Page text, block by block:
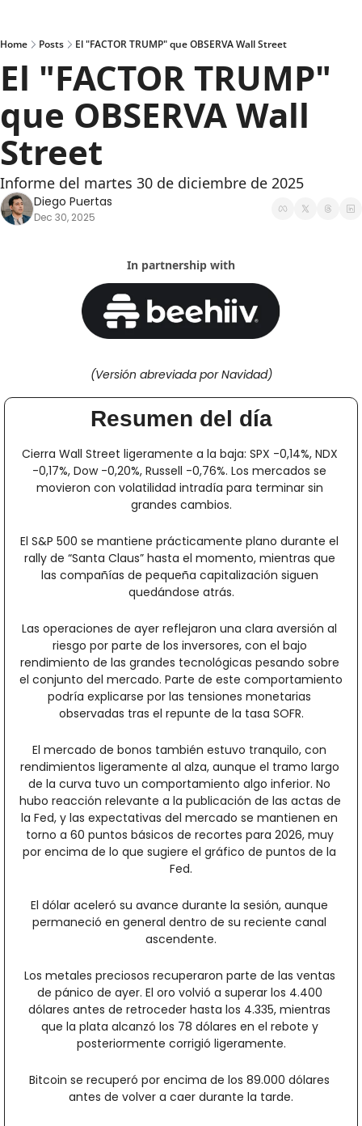
Home Posts El "FACTOR TRUMP" que OBSERVA Wall Street
El "FACTOR TRUMP"
que OBSERVA Wall
Street
Informe del martes 30 de diciembre de 2025
Diego Puertas
Dec 30, 2025
In partnership with
(Versión abreviada por Navidad)
Resumen del día
Cierra Wall Street ligeramente a la baja: SPX -0,14%, NDX
-0,17%, Dow -0,20%, Russell -0,76%. Los mercados se
movieron con volatilidad intradía para terminar sin
grandes cambios.
El S&P 500 se mantiene prácticamente plano durante el
rally de “Santa Claus” hasta el momento, mientras que
las compañías de pequeña capitalización siguen
quedándose atrás.
Las operaciones de ayer reflejaron una clara aversión al
riesgo por parte de los inversores, con el bajo
rendimiento de las grandes tecnológicas pesando sobre
el conjunto del mercado. Parte de este comportamiento
podría explicarse por las tensiones monetarias
observadas tras el repunte de la tasa SOFR.
El mercado de bonos también estuvo tranquilo, con
rendimientos ligeramente al alza, aunque el tramo largo
de la curva tuvo un comportamiento algo inferior. No
hubo reacción relevante a la publicación de las actas de
la Fed, y las expectativas del mercado se mantienen en
torno a 60 puntos básicos de recortes para 2026, muy
por encima de lo que sugiere el gráfico de puntos de la
Fed.
El dólar aceleró su avance durante la sesión, aunque
permaneció en general dentro de su reciente canal
ascendente.
Los metales preciosos recuperaron parte de las ventas
de pánico de ayer. El oro volvió a superar los 4.400
dólares antes de retroceder hasta los 4.335, mientras
que la plata alcanzó los 78 dólares en el rebote y
posteriormente corrigió ligeramente.
Bitcoin se recuperó por encima de los 89.000 dólares
antes de volver a caer durante la tarde.